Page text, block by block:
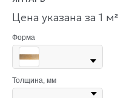
Цена указана за 1 м²
Форма
Толщина, мм